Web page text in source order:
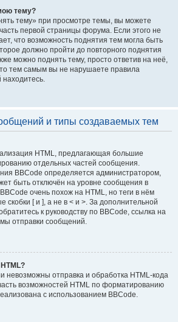
тему?
тему» при просмотре темы, вы можете
первой страницы форума. Если этого не
что возможность поднятия тем могла быть
должно пройти до повторного поднятия
можно поднять тему, просто ответив на неё,
тем самым вы не нарушаете правила
и типы создаваемых тем
HTML, предлагающая большие
отдельных частей сообщения.
BBCode определяется администратором,
быть отключён на уровне сообщения в
очень похож на HTML, но теги в нём
скобки [ и ], а не в < и >. За дополнительной
к руководству по BBCode, ссылка на
отправки сообщений.
невозможны отправка и обработка HTML-кода
возможностей HTML по форматированию
с использованием BBCode.